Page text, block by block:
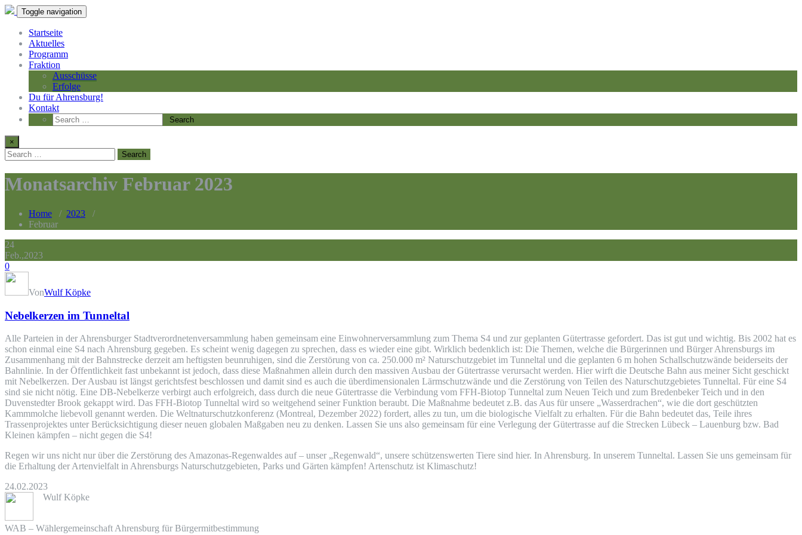
Toggle navigation
Startseite
Aktuelles
Programm
Fraktion
Ausschüsse
Erfolge
Du für Ahrensburg!
Kontakt
×
Monatsarchiv Februar 2023
Home / 2023 /
Februar
24
Feb.,2023
0
VonWulf Köpke
Nebelkerzen im Tunneltal
Alle Parteien in der Ahrensburger Stadtverordnetenversammlung haben gemeinsam eine Einwohnerversammlung zum Thema S4 und zur geplanten Gütertrasse gefordert. Das ist gut und wichtig. Bis 2002 hat es
schon einmal eine S4 nach Ahrensburg gegeben. Es scheint wenig dagegen zu sprechen, dass es wieder eine gibt. Wirklich bedenklich ist: Die Themen, welche die Bürgerinnen und Bürger Ahrensburgs im
Zusammenhang mit der Bahnstrecke derzeit am heftigsten beunruhigen, sind die Zerstörung von ca. 250.000 m² Naturschutzgebiet im Tunneltal und die geplanten 6 m hohen Schallschutzwände beiderseits der
Bahnlinie. In der Öffentlichkeit fast unbekannt ist jedoch, dass diese Maßnahmen allein durch den massiven Ausbau der Gütertrasse verursacht werden. Hier wirft die Deutsche Bahn aus meiner Sicht geschickt
mit Nebelkerzen. Der Ausbau ist längst gerichtsfest beschlossen und damit sind es auch die überdimensionalen Lärmschutzwände und die Zerstörung von Teilen des Naturschutzgebietes Tunneltal. Für eine S4
sind sie nicht nötig. Eine DB-Nebelkerze verbirgt auch erfolgreich, dass durch die neue Gütertrasse die Verbindung vom FFH-Biotop Tunneltal zum Neuen Teich und zum Bredenbeker Teich und in den
Duvenstedter Brook gekappt wird. Das FFH-Biotop Tunneltal wird so weitgehend seiner Funktion beraubt. Die Maßnahme bedeutet z.B. das Aus für unsere „Wasserdrachen“, wie die dort geschützten
Kammmolche liebevoll genannt werden. Die Weltnaturschutzkonferenz (Montreal, Dezember 2022) fordert, alles zu tun, um die biologische Vielfalt zu erhalten. Für die Bahn bedeutet das, Teile ihres
Trassenprojektes unter Berücksichtigung dieser neuen globalen Maßgaben neu zu denken. Lassen Sie uns also gemeinsam für eine Verlegung der Gütertrasse auf die Strecken Lübeck – Lauenburg bzw. Bad
Kleinen kämpfen – nicht gegen die S4!
Regen wir uns nicht nur über die Zerstörung des Amazonas-Regenwaldes auf – unser „Regenwald“, unsere schützenswerten Tiere sind hier. In Ahrensburg. In unserem Tunneltal. Lassen Sie uns gemeinsam für
die Erhaltung der Artenvielfalt in Ahrensburgs Naturschutzgebieten, Parks und Gärten kämpfen! Artenschutz ist Klimaschutz!
24.02.2023
Wulf Köpke
WAB – Wählergemeinschaft Ahrensburg für Bürgermitbestimmung